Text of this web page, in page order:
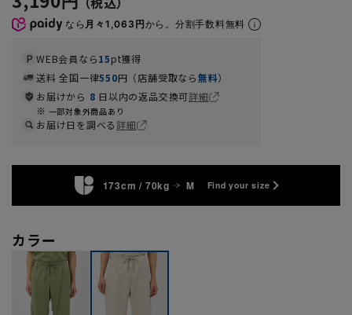
なら 月々1,063円から。分割手数料無料
WEB会員なら15pt獲得
送料 全国一律550円（店舗受取なら無料）
お届けから 8 日以内の返品交換可詳細
一部対象外商品あり
お届け日を調べる詳細
173cm / 70kg M Find your size
カラー